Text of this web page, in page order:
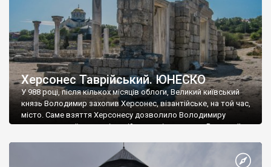
Херсонес Таврійський. ЮНЕСКО
У 988 році, після кількох місяців облоги, Великий київський
князь Володимир захопив Херсонес, візантійське, на той час,
місто. Саме взяття Херсонесу дозволило Володимиру
диктувати свої умови візантійському імператору Василю ІІ, та
Херсонесі Володимир-язичник, став Василем-християнином.
А потім було Хрещення Русі. На честь Херсонесу Таврійського